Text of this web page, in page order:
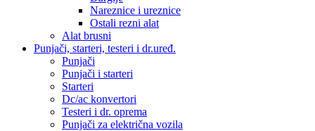
Nareznice i ureznice
Ostali rezni alat
Alat brusni
Punjači, starteri, testeri i dr.uređ.
Punjači
Punjači i starteri
Starteri
Dc/ac konvertori
Testeri i dr. oprema
Punjači za električna vozila